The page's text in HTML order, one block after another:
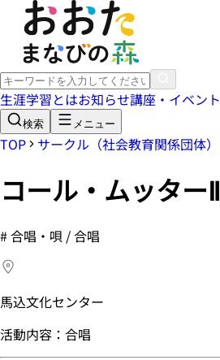
生涯学習とはお知らせ講座・イベント
検索 メニュー
TOP サークル（社会教育関係団体）
コール・ムッターⅡ
#合唱・唄 / 合唱
馬込文化センター
活動内容：合唱